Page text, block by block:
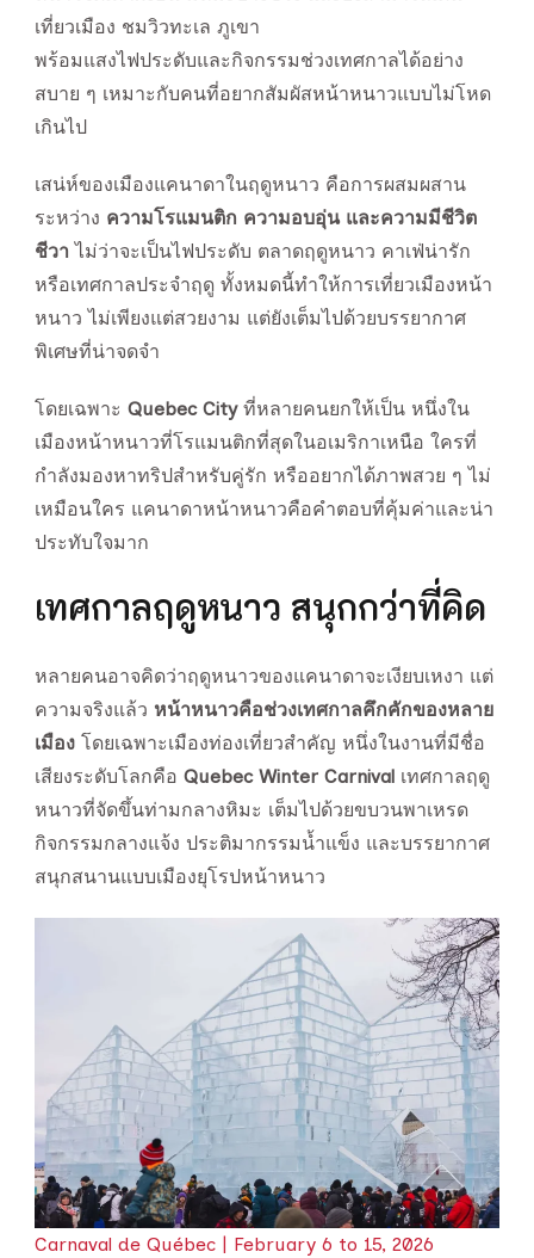
เที่ยวเมือง ชมวิวทะเล ภูเขา
พร้อมแสงไฟประดับและกิจกรรมช่วงเทศกาลได้อย่าง
สบาย ๆ เหมาะกับคนที่อยากสัมผัสหน้าหนาวแบบไม่โหด
เกินไป
เสน่ห์ของเมืองแคนาดาในฤดูหนาว คือการผสมผสาน
ระหว่าง ความโรแมนติก ความอบอุ่น และความมีชีวิต
ชีวา ไม่ว่าจะเป็นไฟประดับ ตลาดฤดูหนาว คาเฟ่น่ารัก
หรือเทศกาลประจำฤดู ทั้งหมดนี้ทำให้การเที่ยวเมืองหน้า
หนาว ไม่เพียงแต่สวยงาม แต่ยังเต็มไปด้วยบรรยากาศ
พิเศษที่น่าจดจำ
โดยเฉพาะ Quebec Cityที่หลายคนยกให้เป็น หนึ่งใน
เมืองหน้าหนาวที่โรแมนติกที่สุดในอเมริกาเหนือ ใครที่
กำลังมองหาทริปสำหรับคู่รัก หรืออยากได้ภาพสวย ๆ ไม่
เหมือนใคร แคนาดาหน้าหนาวคือคำตอบที่คุ้มค่าและน่า
ประทับใจมาก
เทศกาลฤดูหนาว สนุกกว่าที่คิด
หลายคนอาจคิดว่าฤดูหนาวของแคนาดาจะเงียบเหงา แต่
ความจริงแล้ว หน้าหนาวคือช่วงเทศกาลคึกคักของหลาย
เมือง โดยเฉพาะเมืองท่องเที่ยวสำคัญ หนึ่งในงานที่มีชื่อ
เสียงระดับโลกคือ Quebec Winter Carnival เทศกาลฤดู
หนาวที่จัดขึ้นท่ามกลางหิมะ เต็มไปด้วยขบวนพาเหรด
กิจกรรมกลางแจ้ง ประติมากรรมน้ำแข็ง และบรรยากาศ
สนุกสนานแบบเมืองยุโรปหน้าหนาว
Carnaval de Québec | February 6 to 15, 2026